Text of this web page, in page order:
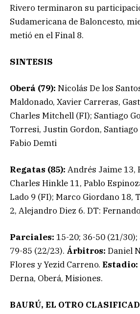
Rivero terminaron su
Sudamericana de Baloncesto,
metió en el Final 8.
SINTESIS
Oberá (79): Nicolás De los
Maldonado, Xavier Carreras,
Charles Mitchell (FI); Santiago
Torresi, Justin Gordon, Santiago
Fabio Demti
Regatas (85): Andrés Jaime 13,
Charles Hinkle 11, Pablo
Lado 9 (FI); Marco Giordano 18,
2, Alejandro Diez 6. DT:
Parciales: 15-20; 36-50 (21/
79-85 (22/23). Árbitros: Daniel
Flores y Yezid Carreno. Estadio:
Derna, Oberá, Misiones.
BAURÚ, EL OTRO